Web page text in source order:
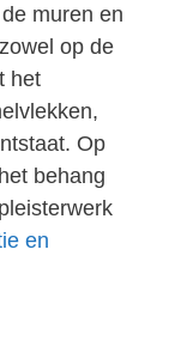
muren en
op de
het
Op
behang
en